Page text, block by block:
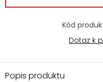
Kód
Dotaz k
Popis produktu